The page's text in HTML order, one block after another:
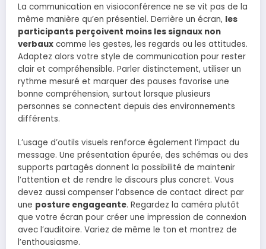
La communication en visioconférence ne se vit pas de la
même manière qu’en présentiel. Derrière un écran, les
participants perçoivent moins les signaux non
verbaux comme les gestes, les regards ou les attitudes.
Adaptez alors votre style de communication pour rester
clair et compréhensible. Parler distinctement, utiliser un
rythme mesuré et marquer des pauses favorise une
bonne compréhension, surtout lorsque plusieurs
personnes se connectent depuis des environnements
différents.
L’usage d’outils visuels renforce également l’impact du
message. Une présentation épurée, des schémas ou des
supports partagés donnent la possibilité de maintenir
l’attention et de rendre le discours plus concret. Vous
devez aussi compenser l’absence de contact direct par
une posture engageante. Regardez la caméra plutôt
que votre écran pour créer une impression de connexion
avec l’auditoire. Variez de même le ton et montrez de
l’enthousiasme.